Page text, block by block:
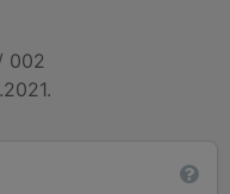
002